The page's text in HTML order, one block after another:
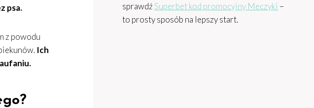
psa.
z powodu
Ich
sprawdźSuperbet kod promocyjny Meczyki –
to prosty sposób na lepszy start.